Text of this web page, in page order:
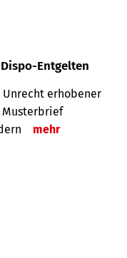
Entgelten
Unrecht erhobener
Musterbrief
mehr